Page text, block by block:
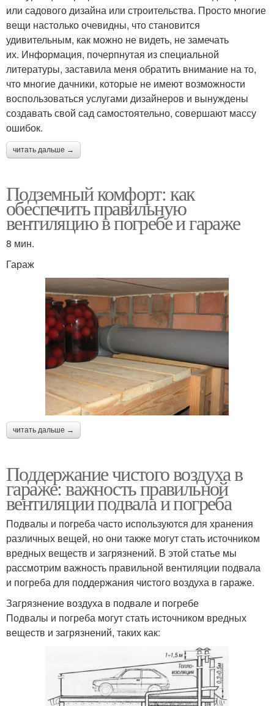
или садового дизайна или строительства. Просто многие
вещи настолько очевидны, что становится
удивительным, как можно не видеть, не замечать
их. Информация, почерпнутая из специальной
литературы, заставила меня обратить внимание на то,
что многие дачники, которые не имеют возможности
воспользоваться услугами дизайнеров и вынуждены
создавать свой сад самостоятельно, совершают массу
ошибок.
читать дальше →
Подземный комфорт: как
обеспечить правильную
вентиляцию в погребе и гараже
8 мин.
Гараж
читать дальше →
Поддержание чистого воздуха в
гараже: важность правильной
вентиляции подвала и погреба
Подвалы и погреба часто используются для хранения
различных вещей, но они также могут стать источником
вредных веществ и загрязнений. В этой статье мы
рассмотрим важность правильной вентиляции подвала
и погреба для поддержания чистого воздуха в гараже.
Загрязнение воздуха в подвале и погребе
Подвалы и погреба могут стать источником вредных
веществ и загрязнений, таких как: